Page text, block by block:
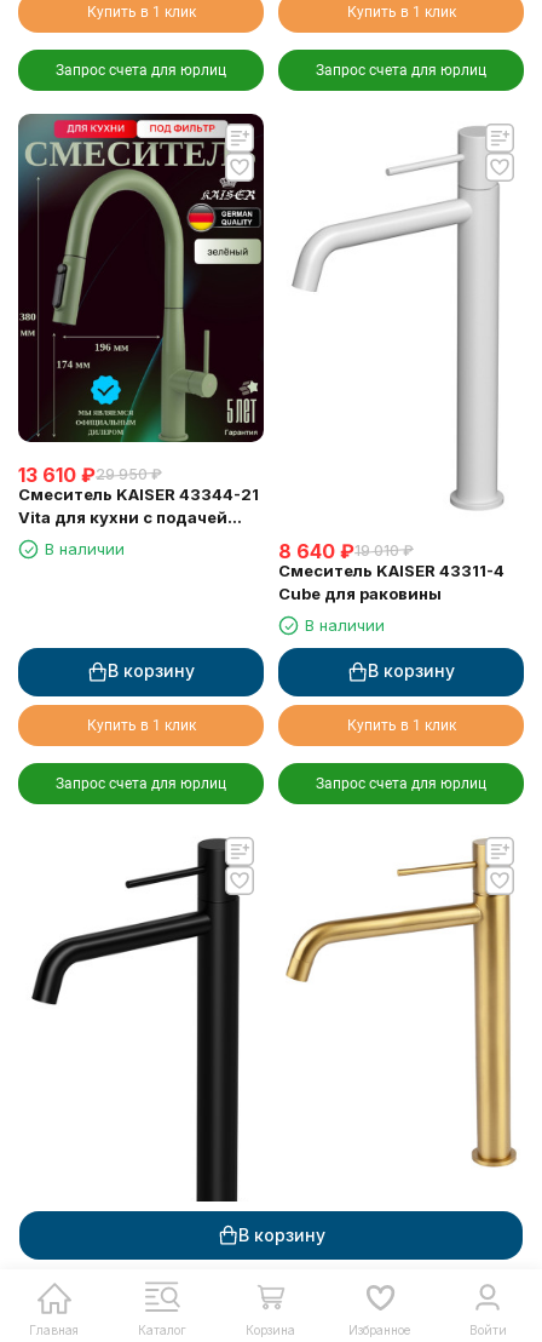
В корзину
Купить в 1 клик
Запрос счета для юрлиц
Купить в 1 клик
Запрос счета для юрлиц
13 610 ₽29 950 ₽
Смеситель KAISER 43344-21
Vita для кухни с подачей
фильтрованной воды
В наличии
В корзину
Купить в 1 клик
Запрос счета для юрлиц
8 640 ₽19 010 ₽
Смеситель KAISER 43311-4
Cube для раковины
В наличии
В корзину
Купить в 1 клик
Запрос счета для юрлиц
8 640 ₽19 010 ₽
Смеситель KAISER 43311-9
Vita для раковины
В наличии
10 220 ₽22 490 ₽
Смеситель KAISER 43311-3
В наличии
Главная Каталог Корзина Избранное Войти